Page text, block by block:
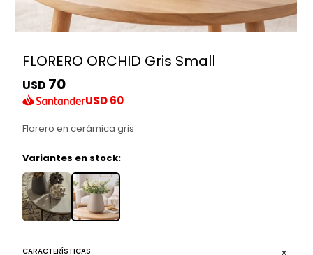
FLORERO ORCHID Gris Small
USD 70
USD60
Florero en cerámica gris
Variantes en stock:
CARACTERÍSTICAS